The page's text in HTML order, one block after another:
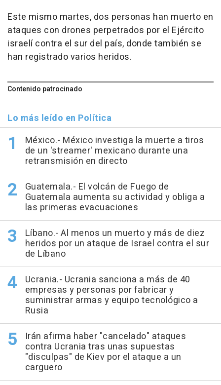
Este mismo martes, dos personas han muerto en
ataques con drones perpetrados por el Ejército
israelí contra el sur del país, donde también se
han registrado varios heridos.
Contenido patrocinado
Lo más leído en Política
México.- México investiga la muerte a tiros
de un 'streamer' mexicano durante una
retransmisión en directo
Guatemala.- El volcán de Fuego de
Guatemala aumenta su actividad y obliga a
las primeras evacuaciones
Líbano.- Al menos un muerto y más de diez
heridos por un ataque de Israel contra el sur
de Líbano
Ucrania.- Ucrania sanciona a más de 40
empresas y personas por fabricar y
suministrar armas y equipo tecnológico a
Rusia
Irán afirma haber "cancelado" ataques
contra Ucrania tras unas supuestas
"disculpas" de Kiev por el ataque a un
carguero